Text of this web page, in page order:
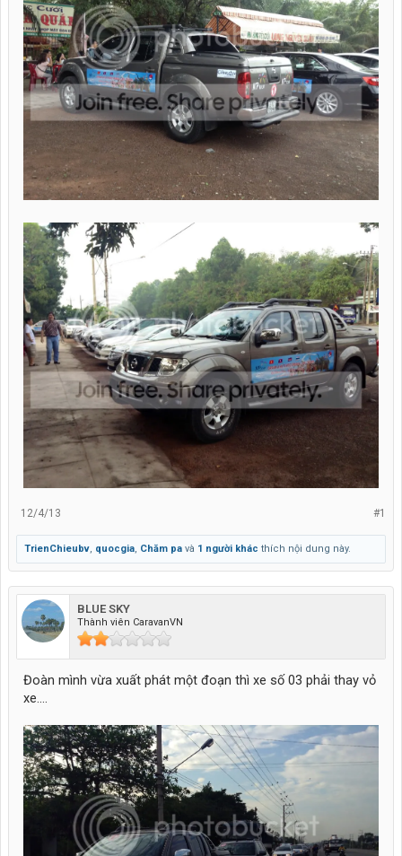
#1
12/4/13
TrienChieubv, quocgia, Chăm pa và 1 người khác thích nội dung này.
BLUE SKY
Thành viên CaravanVN
Đoàn mình vừa xuất phát một đoạn thì xe số 03 phải thay vỏ
xe....